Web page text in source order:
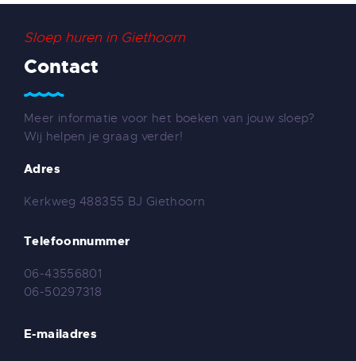
Sloep huren in Giethoorn
Contact
Meer informatie voor het boeken van jouw sloep?
Wij helpen je graag verder!
Adres
Kerkweg 488355 BJ Giethoorn
Telefoonnummer
06-43556801
06-50297318
E-mailadres